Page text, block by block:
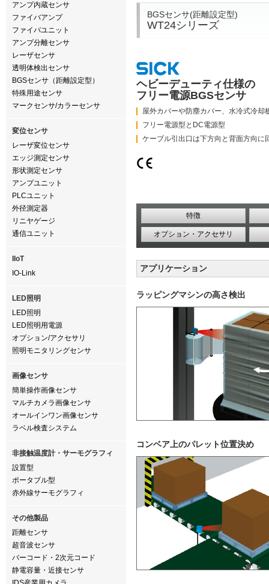
アンプ内蔵センサ
ファイバアンプ
ファイバユニット
アンプ分離センサ
レーザセンサ
透明体検出センサ
BGSセンサ（距離設定型）
特殊用途センサ
マークセンサ/カラーセンサ
変位センサ
レーザ変位センサ
エッジ測定センサ
形状測定センサ
アンプユニット
PLCユニット
外径測定器
リニヤゲージ
通信ユニット
IIoT
IO-Link
LED照明
LED照明
LED照明用電源
オプション/アクセサリ
照明モニタリングセンサ
画像センサ
簡単操作画像センサ
マルチカメラ画像センサ
オールインワン画像センサ
ラベル検査システム
非接触温度計・サーモグラフィ
設置型
ポータブル型
赤外線サーモグラフィ
その他製品
距離センサ
超音波センサ
バーコード・2次元コード
静電容量・近接センサ
BGSセンサ(距離設定型)
WT24シリーズ
ヘビーデューティ仕様の
フリー電源BGSセンサ
屋外カバーや防塵カバー、水冷式冷却
フリー電源型とDC電源型
ケーブル引出口は下方向と背面方向に
特徴
オプション・アクセサリ
アプリケーション
ラッピングマシンの高さ検出
コンベア上のパレット位置決め